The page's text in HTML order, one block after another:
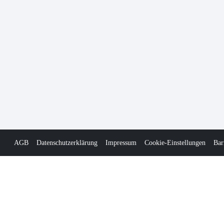
AGB Datenschutzerklärung Impressum Cookie-Einstellungen